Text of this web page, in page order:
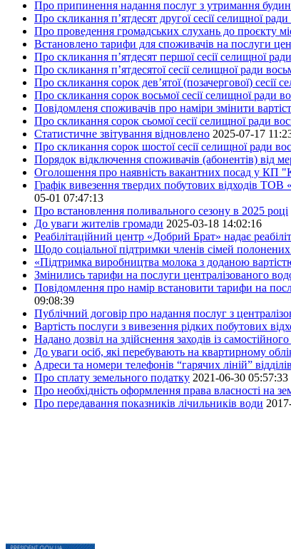
Про припинення надання послуг з утримання
Про скликання п’ятдесят другої сесії селищної
Про проведення громадських слухань до проєкту
Встановлено тарифи для споживачів на послуги
Про скликання п’ятдесят першої сесії селищної
Про скликання п’ятдесятої сесії селищної ради
Про скликання сорок дев’ятої (позачергової) сесії
Про скликання сорок восьмої сесії селищної ради
Повідомленя споживачів про наміри змінити
Про скликання сорок сьомої сесії селищної ради
Статистичне звітування відновлено 2025-07-17
Про скликання сорок шостої сесії селищної ради
Порядок відключення споживачів (абонентів) від
Оголошення про наявність вакантних посад у КП
Графік вивезення твердих побутових відходів ТОВ
05-01 07:47:13
Про встановлення поливального сезону в 2025 році
До уваги жителів громади 2025-03-18 14:02:16
Реабілітаційний центр «Добрий Брат» надає
Щодо соціальної підтримки членів сімей полонених
«Підтримка виробництва молока з доданою
Змінились тарифи на послуги централізованого
Повідомлення про намір встановити тарифи на
09:08:39
Публічний договір про надання послуг з
Вартість послуги з вивезення рідких побутових
Надано дозвіл на здійснення заходів із
До уваги осіб, які перебувають на квартирному
Адреси та номери телефонів “гарячих ліній”
Про сплату земельного податку 2021-06-30 05:57:33
Про необхідність оформлення права власності на
Про передавання показників лічильників води